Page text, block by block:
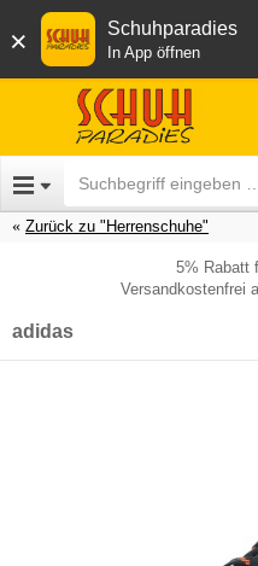
× Schuhparadies
In App öffnen
Zurück zu "Herrenschuhe"
5% Rabatt
Versandkostenfrei
adidas